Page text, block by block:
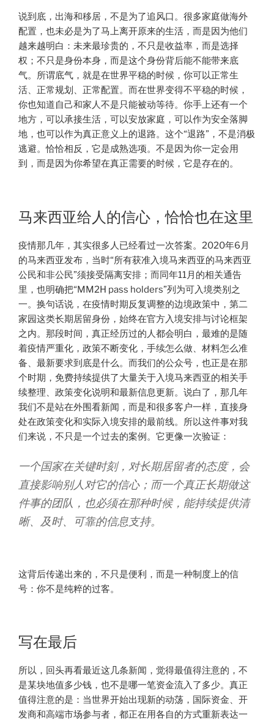
说到底，出海和移居，不是为了追风口。很多家庭做海外
配置，也未必是为了马上离开原来的生活，而是因为他们
越来越明白：未来最珍贵的，不只是收益率，而是选择
权；不只是身份本身，而是这个身份背后能不能带来底
气。所谓底气，就是在世界平稳的时候，你可以正常生
活、正常规划、正常配置。而在世界变得不平稳的时候，
你也知道自己和家人不是只能被动等待。你手上还有一个
地方，可以承接生活，可以安放家庭，可以作为安全落脚
地，也可以作为真正意义上的退路。这个“退路”，不是消极
逃避。恰恰相反，它是成熟选项。不是因为你一定会用
到，而是因为你希望在真正需要的时候，它是存在的。
马来西亚给人的信心，恰恰也在这里
疫情那几年，其实很多人已经看过一次答案。2020年6月
的马来西亚发布，当时“所有获准入境马来西亚的马来西亚
公民和非公民”须接受隔离安排；而同年11月的相关通告
里，也明确把“MM2H pass holders”列为可入境类别之
一。换句话说，在疫情时期反复调整的边境政策中，第二
家园这类长期居留身份，始终在官方入境安排与讨论框架
之内。那段时间，真正经历过的人都会明白，最难的是随
着疫情严重化，政策不断变化，手续怎么做、材料怎么准
备、最新要求到底是什么。而我们的公众号，也正是在那
个时期，免费持续提供了大量关于入境马来西亚的相关手
续整理、政策变化说明和最新信息更新。说白了，那几年
我们不是站在外围看新闻，而是和很多客户一样，直接身
处在政策变化和实际入境安排的最前线。所以这件事对我
们来说，不只是一个过去的案例。它更像一次验证：
一个国家在关键时刻，对长期居留者的态度，会
直接影响别人对它的信心；而一个真正长期做这
件事的团队，也必须在那种时候，能持续提供清
晰、及时、可靠的信息支持。
这背后传递出来的，不只是便利，而是一种制度上的信
号：你不是纯粹的过客。
写在最后
所以，回头再看最近这几条新闻，觉得最值得注意的，不
是某块地值多少钱，也不是哪一笔资金流入了多少。真正
值得注意的是：当世界开始出现新的动荡，国际资金、开
发商和高端市场参与者，都正在用各自的方式重新表达一